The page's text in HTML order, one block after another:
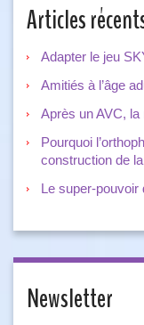
Articles
Adapter le jeu
Amitiés à l’âge
Après un AVC,
Pourquoi
construction de
Le super-
Newsletter